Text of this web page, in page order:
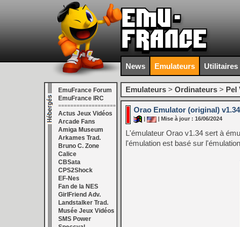
News Emulateurs Utilitaires
EmuFrance Forum
EmuFrance IRC
===================
Actus Jeux Vidéos
Arcade Fans
Amiga Museum
Arkames Trad.
Bruno C. Zone
Calice
CBSata
CPS2Shock
EF-Nes
Fan de la NES
GirlFriend Adv.
Landstalker Trad.
Musée Jeux Vidéos
SMS Power
Emulateurs > Ordinateurs > Pel
Orao Emulator (original) v1.34
| Mise à jour : 16/06/2024
L'émulateur Orao v1.34 sert à
l'émulation est basé sur